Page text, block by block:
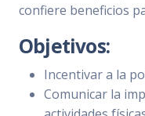
confiere beneficios
Objetivos:
Incentivar a la
Comunicar la